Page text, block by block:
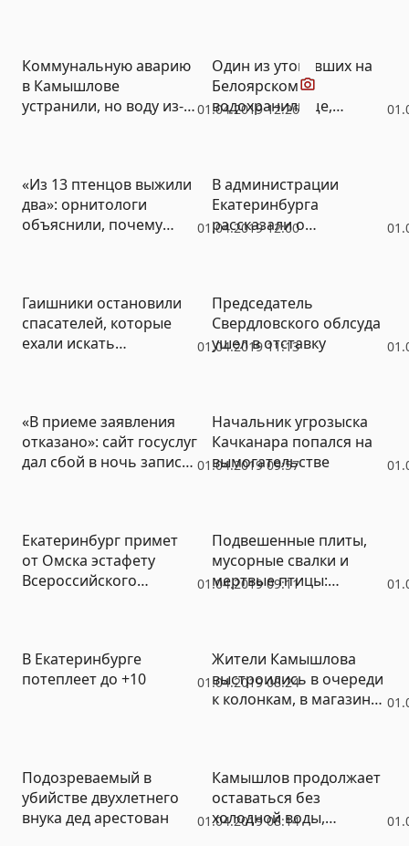
01.04.2019 12:26
Коммунальную аварию
в Камышлове
устранили, но воду из-
Видео
Один из утонувших на
Белоярском
водохранилище,
01.04.2019 12:00
«Из 13 птенцов выжили
два»: орнитологи
объяснили, почему
В администрации
Екатеринбурга
рассказали о
01.04.2019 11:13
Гаишники остановили
спасателей, которые
ехали искать
Председатель
Свердловского облсуда
ушел в отставку
01.04.2019 09:57
«В приеме заявления
отказано»: сайт госуслуг
дал сбой в ночь записи
Начальник угрозыска
Качканара попался на
вымогательстве
01.04.2019 09:11
Екатеринбург примет
от Омска эстафету
Всероссийского
Подвешенные плиты,
мусорные свалки и
мертвые птицы:
(ФОТО)
01.04.2019 08:24
В Екатеринбурге
потеплеет до +10
Жители Камышлова
выстроились в очереди
к колонкам, в магазинах
01.04.2019 08:14
Подозреваемый в
убийстве двухлетнего
внука дед арестован
Камышлов продолжает
оставаться без
холодной воды,